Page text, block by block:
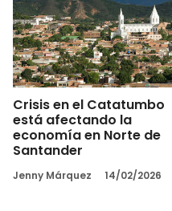
Crisis en el Catatumbo
está afectando la
economía en Norte de
Santander
Jenny Márquez 14/02/2026